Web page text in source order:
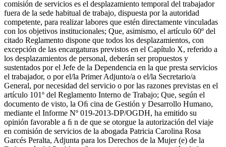
comisión de servicios es el desplazamiento temporal del trabajador
fuera de la sede habitual de trabajo, dispuesta por la autoridad
competente, para realizar labores que estén directamente vinculadas
con los objetivos institucionales; Que, asimismo, el artículo 60º del
citado Reglamento dispone que todos los desplazamientos, con
excepción de las encargaturas previstos en el Capítulo X, referido a
los desplazamientos de personal, deberán ser propuestos y
sustentados por el Jefe de la Dependencia en la que presta servicios
el trabajador, o por el/la Primer Adjunto/a o el/la Secretario/a
General, por necesidad del servicio o por las razones previstas en el
artículo 101º del Reglamento Interno de Trabajo; Que, según el
documento de visto, la Oﬁ cina de Gestión y Desarrollo Humano,
mediante el Informe Nº 019-2013-DP/OGDH, ha emitido su
opinión favorable a ﬁ n de que se otorgue la autorización del viaje
en comisión de servicios de la abogada Patricia Carolina Rosa
Garcés Peralta, Adjunta para los Derechos de la Mujer (e) de la